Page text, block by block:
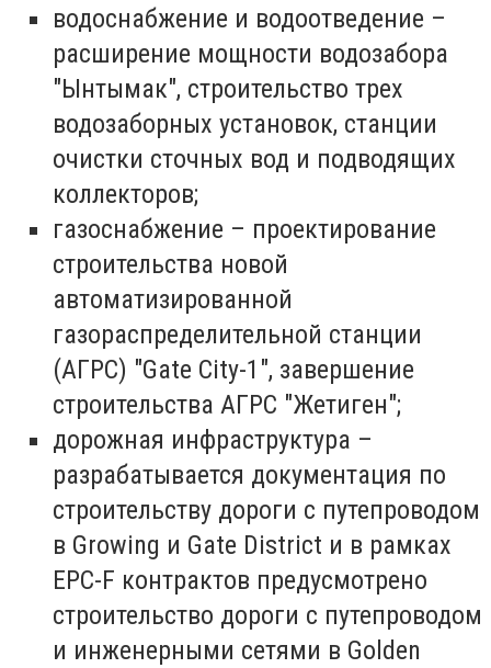
водоснабжение и водоотведение –
расширение мощности водозабора
"Ынтымак", строительство трех
водозаборных установок, станции
очистки сточных вод и подводящих
коллекторов;
газоснабжение – проектирование
строительства новой
автоматизированной
газораспределительной станции
(АГРС) "Gate City-1", завершение
строительства АГРС "Жетиген";
дорожная инфраструктура –
разрабатывается документация по
строительству дороги с путепроводом
в Growing и Gate District и в рамках
EPC-F контрактов предусмотрено
строительство дороги с путепроводом
и инженерными сетями в Golden